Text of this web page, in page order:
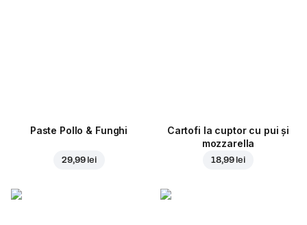
Paste Pollo & Funghi
29,99 lei
Cartofi la cuptor cu pui și
mozzarella
18,99 lei